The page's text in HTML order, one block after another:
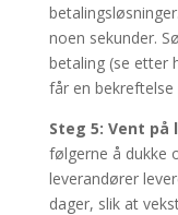
noen sekunder.
betaling (se etter
får en bekreftelse
Steg 5: Vent på
følgerne å dukke
leverandører
dager, slik at